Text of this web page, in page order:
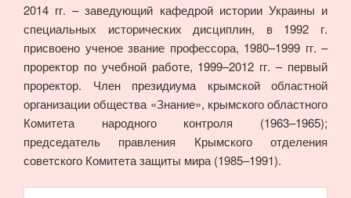
2014 гг. – заведующий кафедрой истории Украины и
специальных исторических дисциплин, в 1992 г.
присвоено ученое звание профессора, 1980–1999 гг. –
проректор по учебной работе, 1999–2012 гг. – первый
проректор. Член президиума крымской областной
организации общества «Знание», крымского областного
Комитета народного контроля (1963–1965);
председатель правления Крымского отделения
советского Комитета защиты мира (1985–1991).